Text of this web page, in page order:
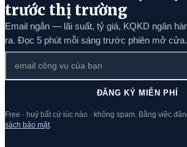
trước thị trường
Email ngắn — lãi suất, tỷ giá, KQKD ngân
ra. Đọc 5 phút mỗi sáng trước phiên mở cửa.
ĐĂNG KÝ MIỄN PHÍ
Free · huỷ bất cứ lúc nào · không spam. Bằng việc
sách bảo mật